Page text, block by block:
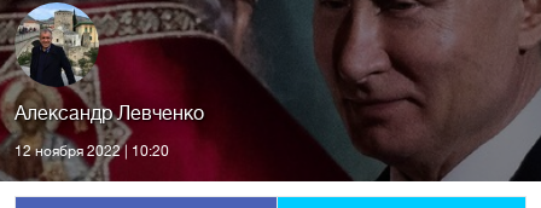
Александр Левченко
12 ноября 2022 | 10:20